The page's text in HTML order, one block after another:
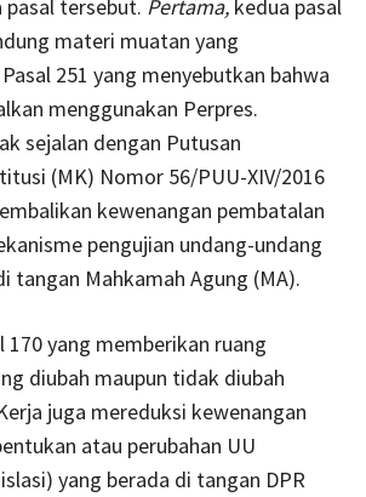
pasal tersebut. Pertama, kedua pasal
materi muatan yang
251 yang menyebutkan bahwa
menggunakan Perpres.
sejalan dengan Putusan
(MK) Nomor 56/PUU-XIV/2016
kewenangan pembatalan
pengujian undang-undang
tangan Mahkamah Agung (MA).
170 yang memberikan ruang
diubah maupun tidak diubah
juga mereduksi kewenangan
atau perubahan UU
yang berada di tangan DPR